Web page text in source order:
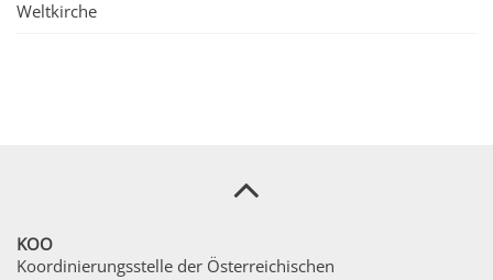
Weltkirche
KOO
Koordinierungsstelle der Österreichischen